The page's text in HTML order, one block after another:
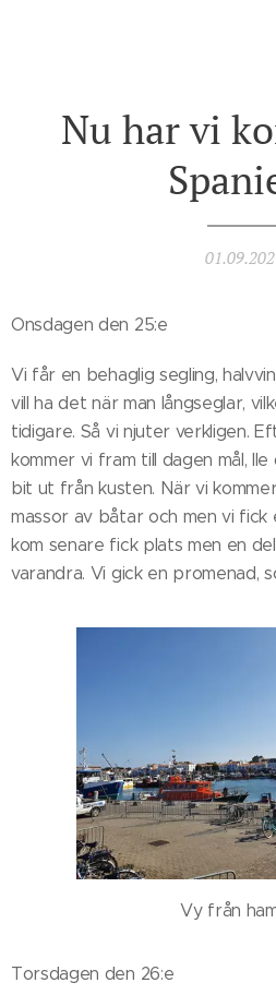
Nu har vi
Onsdagen den 25:e
Vi får en behaglig segling,
vill ha det när man långseglar,
tidigare. Så vi njuter verkligen.
kommer vi fram till dagen mål,
bit ut från kusten. När vi
massor av båtar och men vi fick
kom senare fick plats men en
varandra. Vi gick en promenad,
Vy från
Torsdagen den 26:e